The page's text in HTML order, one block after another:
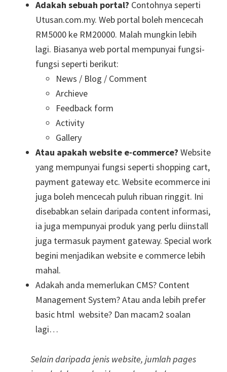
Adakah sebuah portal? Contohnya seperti
Utusan.com.my. Web portal boleh mencecah
RM5000 ke RM20000. Malah mungkin lebih
lagi. Biasanya web portal mempunyai fungsi-
fungsi seperti berikut:
News / Blog / Comment
Archieve
Feedback form
Activity
Gallery
Atau apakah website e-commerce? Website
yang mempunyai fungsi seperti shopping cart,
payment gateway etc. Website ecommerce ini
juga boleh mencecah puluh ribuan ringgit. Ini
disebabkan selain daripada content informasi,
ia juga mempunyai produk yang perlu diinstall
juga termasuk payment gateway. Special work
begini menjadikan website e commerce lebih
mahal.
Adakah anda memerlukan CMS? Content
Management System? Atau anda lebih prefer
basic html website? Dan macam2 soalan
lagi…
Selain daripada jenis website, jumlah pages